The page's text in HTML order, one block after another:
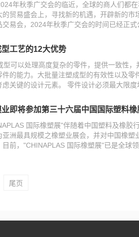
年秋季广交会的临近，全球的商人们都
的贸易盛会上，寻找新的机遇，开辟新的市
交易会，2024年秋季广交会的时间已经正
工艺的12大优势
型可以处理高度复杂的零件，提供一致性
件的能力。大批量注塑成型的有效性以及零
虑关键的设计元素。 零件设计必须最大限
将参加第三十六届中国国际塑料橡胶工业展览会/
国际橡塑展"伴随着中国塑料及橡胶
亚洲最具规模之橡塑业展会，并对中国橡塑
目前，"CHINAPLAS 国际橡塑展"已是全球
尾页